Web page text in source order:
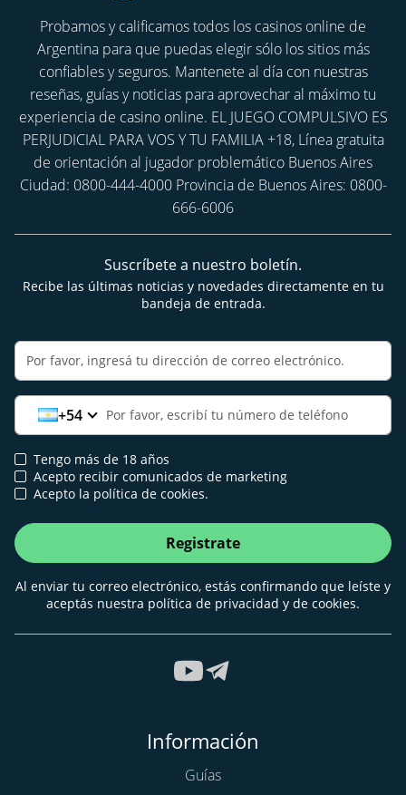
Probamos y calificamos todos los casinos online de
Argentina para que puedas elegir sólo los sitios más
confiables y seguros. Mantenete al día con nuestras
reseñas, guías y noticias para aprovechar al máximo tu
experiencia de casino online. EL JUEGO COMPULSIVO ES
PERJUDICIAL PARA VOS Y TU FAMILIA +18, Línea gratuita
de orientación al jugador problemático Buenos Aires
Ciudad: 0800-444-4000 Provincia de Buenos Aires: 0800-
666-6006
Suscríbete a nuestro boletín.
Recibe las últimas noticias y novedades directamente en tu
bandeja de entrada.
+54
Tengo más de 18 años
Acepto recibir comunicados de marketing
Acepto la política de cookies.
Registrate
Al enviar tu correo electrónico, estás confirmando que leíste y
aceptás nuestra política de privacidad y de cookies.
Información
Guías